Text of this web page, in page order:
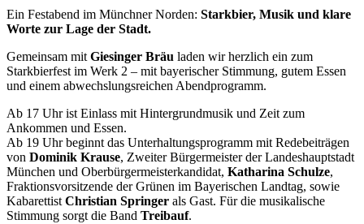
Ein Festabend im Münchner Norden: Starkbier, Musik und klare
Worte zur Lage der Stadt.
Gemeinsam mitGiesinger Bräu laden wir herzlich ein zum
Starkbierfest im Werk 2 – mit bayerischer Stimmung, gutem Essen
und einem abwechslungsreichen Abendprogramm.
Ab 17 Uhr ist Einlass mit Hintergrundmusik und Zeit zum
Ankommen und Essen.
Ab 19 Uhr beginnt das Unterhaltungsprogramm mit Redebeiträgen
von Dominik Krause, Zweiter Bürgermeister der Landeshauptstadt
München und Oberbürgermeisterkandidat, Katharina Schulze,
Fraktionsvorsitzende der Grünen im Bayerischen Landtag, sowie
KabarettistChristian Springer als Gast. Für die musikalische
Stimmung sorgt die Band Treibauf.